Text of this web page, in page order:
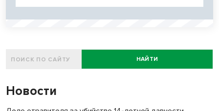
НАЙТИ
Новости